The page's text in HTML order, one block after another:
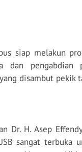
siap melakun
dan
disambut pekik
Dr. H. Asep
sangat terbuka